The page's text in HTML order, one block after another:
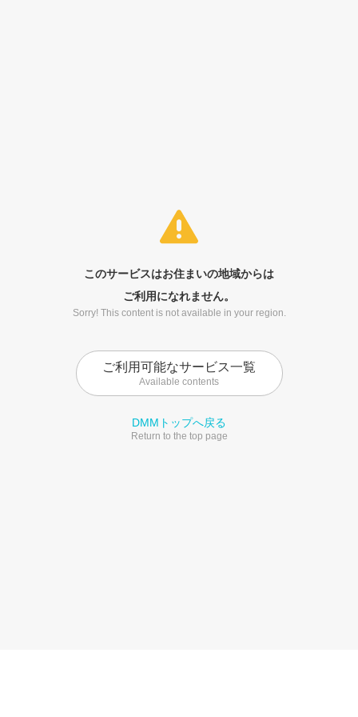
このサービスはお住まいの地域からは
ご利用になれません。
Sorry! This content is not available in your region.
ご利用可能なサービス一覧
Available contents
DMMトップへ戻る
Return to the top page